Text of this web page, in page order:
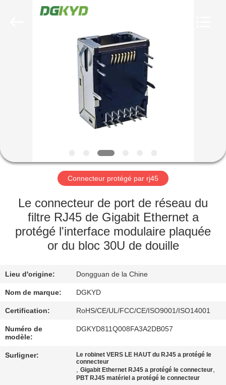
AU
DE
NOUS
CONTRÔLE
DE
QUALITÉ
CONTACTEZ-
Connecteur protégé par rj45
Le connecteur de port de réseau du
filtre RJ45 de Gigabit Ethernet a
protégé l'interface modulaire plaquée
or du bloc 30U de douille
Lieu d'origine: Dongguan de la Chine
Nom de marque: DGKYD
Certification: RoHS/CE/UL/FCC/CE/ISO9001/ISO14001
Numéro de
modèle:
DGKYD811Q008FA3A2DB057
Surligner:
Le robinet VERS LE HAUT du RJ45 a protégé le
connecteur
,Gigabit Ethernet RJ45 a protégé le connecteur,
PBT RJ45 matériel a protégé le connecteur